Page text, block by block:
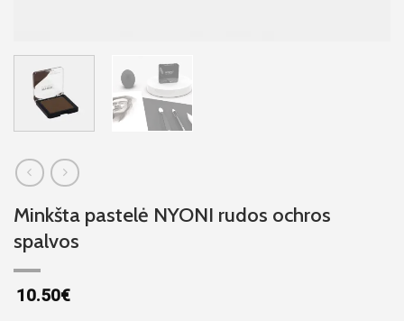
Minkšta pastelė NYONI rudos ochros
spalvos
10.50€